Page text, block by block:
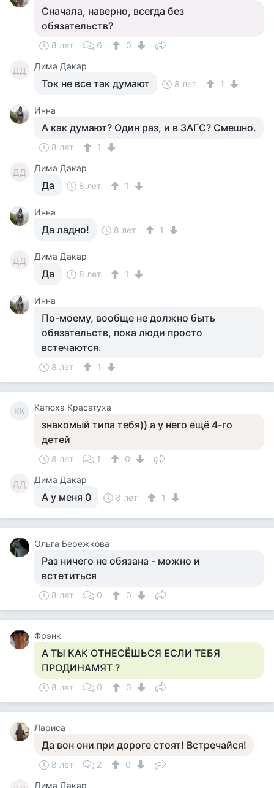
Сначала, наверно, всегда без
обязательств?
8 лет 6 0
ДД Дима Дакар
Ток не все так думают 8 лет 1
Инна
А как думают? Один раз, и в ЗАГС? Смешно.
8 лет 1
ДД Дима Дакар
Да 8 лет 1
Инна
Да ладно! 8 лет 1
ДД Дима Дакар
Да 8 лет 1
Инна
По-моему, вообще не должно быть
обязательств, пока люди просто
встечаются.
8 лет 1
КК Катюха Красатуха
знакомый типа тебя)) а у него ещё 4-го
детей
8 лет 1 0
ДД Дима Дакар
А у меня 0 8 лет 1
Ольга Бережкова
Раз ничего не обязана - можно и
встетиться
8 лет 0 0
Фрэнк
А ТЫ КАК ОТНЕСЁШЬСЯ ЕСЛИ ТЕБЯ
ПРОДИНАМЯТ ?
8 лет 0 0
Лариса
Да вон они при дороге стоят! Встречайся!
8 лет 2 0
Дима Дакар